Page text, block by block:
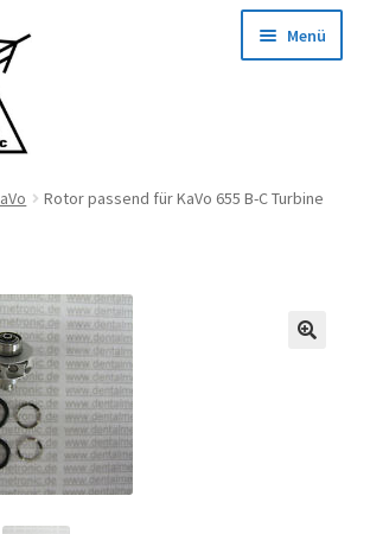
Menü
Rotor passend für KaVo 655 B-C Turbine